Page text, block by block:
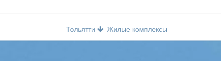
Тольятти Жилые комплексы